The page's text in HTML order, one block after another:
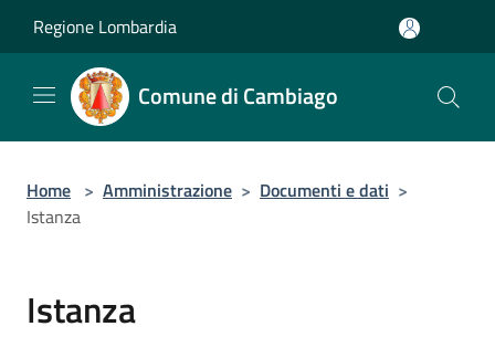
Regione Lombardia
Comune di Cambiago
Home > Amministrazione > Documenti e dati >
Istanza
Istanza